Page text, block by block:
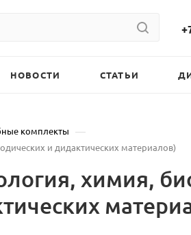
НОВОСТИ СТАТЬИ
комплекты —
и дидактических материалов)
химия,